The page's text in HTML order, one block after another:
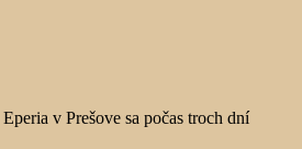
v Prešove sa počas troch dní